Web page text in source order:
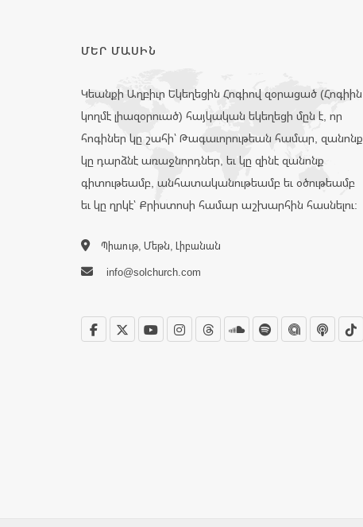
ՄԵՐ ՄԱՍԻՆ
Կեանքի Աղբիւր Եկեղեցին Հոգիով զօրացած (Հոգիին
կողմէ լիազօրուած) հայկական եկեղեցի մըն է, որ
հոգիներ կը շահի՝ Թագաւորութեան համար, զանոնք
կը դարձնէ առաջնորդներ, եւ կը զինէ զանոնք
գիտութեամբ, անհատականութեամբ եւ օծութեամբ
եւ կը ղրկէ՝ Քրիստոսի համար աշխարհին հասնելու:
Պիաութ, Մեթն, Լիբանան
info@solchurch.com